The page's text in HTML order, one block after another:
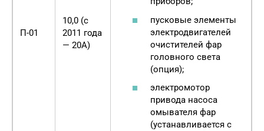
П-01
10,0 (с
2011 года
— 20А)
пусковые элементы
электродвигателей
очистителей фар
головного света
(опция);
электромотор
привода насоса
омывателя фар
(устанавливается с